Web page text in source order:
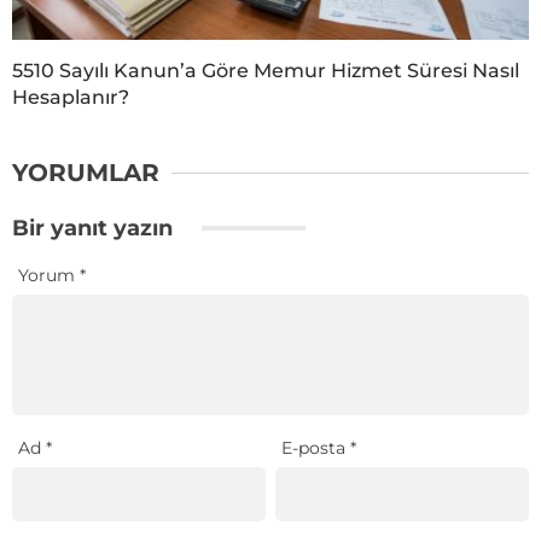
5510 Sayılı Kanun’a Göre Memur Hizmet Süresi Nasıl
Hesaplanır?
YORUMLAR
Bir yanıt yazın
Yorum *
Ad * E-posta*